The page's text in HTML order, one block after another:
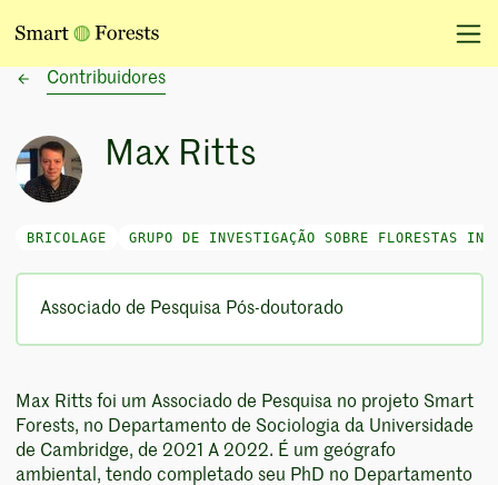
Contribuidores
Max Ritts
BRICOLAGE GRUPO DE INVESTIGAÇÃO SOBRE FLORESTAS
Associado de Pesquisa Pós-doutorado
Max Ritts foi um Associado de Pesquisa no projeto Smart
Forests, no Departamento de Sociologia da Universidade
de Cambridge, de 2021 A 2022. É um geógrafo
ambiental, tendo completado seu PhD no Departamento